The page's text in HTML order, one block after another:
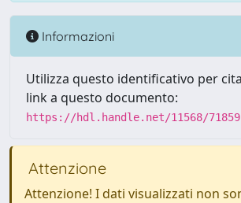
Informazioni
Utilizza questo identificativo per
link a questo documento:
https://hdl.handle.net/11568/71859
Attenzione
Attenzione! I dati visualizzati non